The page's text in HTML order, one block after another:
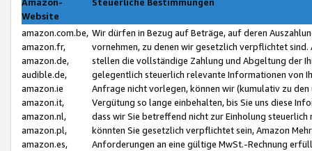
Website
amazon.com.be,
amazon.fr,
amazon.de,
audible.de,
amazon.ie
amazon.it,
amazon.nl,
amazon.pl,
amazon.es,
Wir dürfen in Bezug auf Beträge, auf deren
vornehmen, zu denen wir gesetzlich verpflichtet
stellen die vollständige Zahlung und Abgeltung der
gelegentlich steuerlich relevante Informationen von
Anfrage nicht vorlegen, können wir (kumulativ zu
Vergütung so lange einbehalten, bis Sie uns diese
dass wir Sie betreffend nicht zur Einholung
könnten Sie gesetzlich verpflichtet sein, Amazon
Anforderungen an eine gültige MwSt.-Rechnung